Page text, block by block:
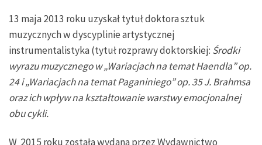
13 maja 2013 roku uzyskał tytuł doktora sztuk
muzycznych w dyscyplinie artystycznej
instrumentalistyka (tytuł rozprawy doktorskiej: Środki
wyrazu muzycznego w „Wariacjach na temat Haendla” op.
24 i „Wariacjach na temat Paganiniego” op. 35 J. Brahmsa
oraz ich wpływ na kształtowanie warstwy emocjonalnej
obu cykli.
W 2015 roku została wydana przez Wydawnictwo